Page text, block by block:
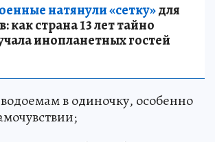
натянули «сетку»для
как страна 13 лет тайно
инопланетных гостей
в одиночку, особенно